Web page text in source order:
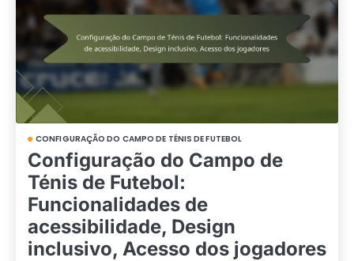
CONFIGURAÇÃO DO CAMPO DE TÉNIS DE FUTEBOL
Configuração do Campo de
Ténis de Futebol:
Funcionalidades de
acessibilidade, Design
inclusivo, Acesso dos jogadores